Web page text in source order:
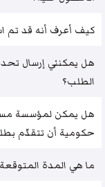
كيف أعرف أنه قد تم
هل يمكنني إرسال
الطلب؟
هل يمكن لمؤسسة
حكومية أن تتقدّم
ما هي المدة